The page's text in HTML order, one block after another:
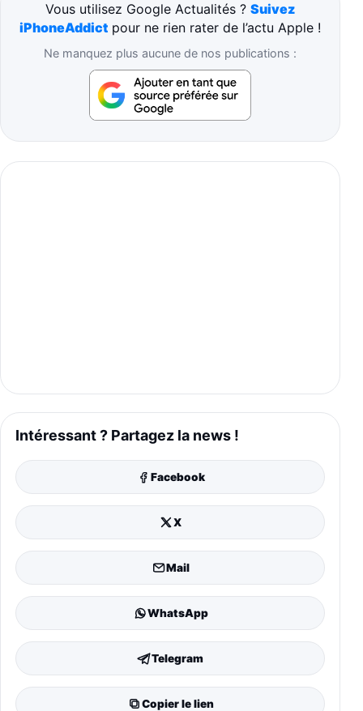
Vous utilisez Google Actualités ? Suivez
iPhoneAddict pour ne rien rater de l’actu Apple !
Ne manquez plus aucune de nos publications :
Intéressant ? Partagez la news !
Facebook
X
Mail
WhatsApp
Telegram
Copier le lien